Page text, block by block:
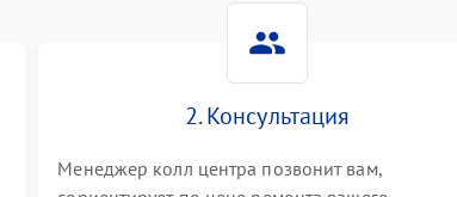
2. Консультация
Менеджер колл центра позвонит вам,